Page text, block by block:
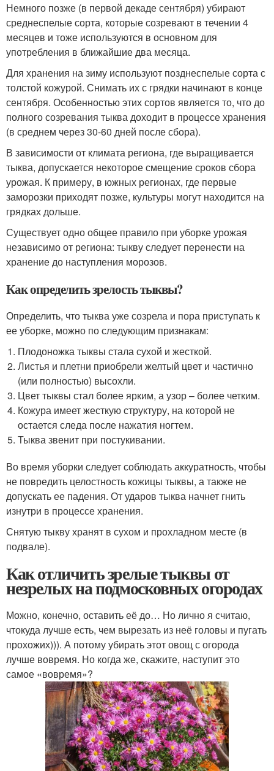
Немного позже (в первой декаде сентября) убирают
среднеспелые сорта, которые созревают в течении 4
месяцев и тоже используются в основном для
употребления в ближайшие два месяца.
Для хранения на зиму используют позднеспелые сорта с
толстой кожурой. Снимать их с грядки начинают в конце
сентября. Особенностью этих сортов является то, что до
полного созревания тыква доходит в процессе хранения
(в среднем через 30-60 дней после сбора).
В зависимости от климата региона, где выращивается
тыква, допускается некоторое смещение сроков сбора
урожая. К примеру, в южных регионах, где первые
заморозки приходят позже, культуры могут находится на
грядках дольше.
Существует одно общее правило при уборке урожая
независимо от региона: тыкву следует перенести на
хранение до наступления морозов.
Как определить зрелость тыквы?
Определить, что тыква уже созрела и пора приступать к
ее уборке, можно по следующим признакам:
Плодоножка тыквы стала сухой и жесткой.
Листья и плетни приобрели желтый цвет и частично
(или полностью) высохли.
Цвет тыквы стал более ярким, а узор – более четким.
Кожура имеет жесткую структуру, на которой не
остается следа после нажатия ногтем.
Тыква звенит при постукивании.
Во время уборки следует соблюдать аккуратность, чтобы
не повредить целостность кожицы тыквы, а также не
допускать ее падения. От ударов тыква начнет гнить
изнутри в процессе хранения.
Снятую тыкву хранят в сухом и прохладном месте (в
подвале).
Как отличить зрелые тыквы от
незрелых на подмосковных огородах
Можно, конечно, оставить её до… Но лично я считаю,
чтокуда лучше есть, чем вырезать из неё головы и пугать
прохожих))). А потому убирать этот овощ с огорода
лучше вовремя. Но когда же, скажите, наступит это
самое «вовремя»?